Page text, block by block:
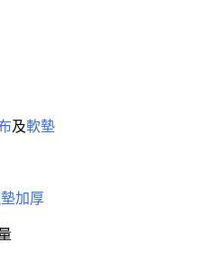
及軟墊
加厚